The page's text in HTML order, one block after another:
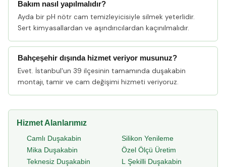
Bakım nasıl yapılmalıdır?
Ayda bir pH nötr cam temizleyicisiyle silmek yeterlidir.
Sert kimyasallardan ve aşındırıcılardan kaçınılmalıdır.
Bahçeşehir dışında hizmet veriyor musunuz?
Evet. İstanbul'un 39 ilçesinin tamamında duşakabin
montajı, tamir ve cam değişimi hizmeti veriyoruz.
Hizmet Alanlarımız
Camlı Duşakabin
Mika Duşakabin
Teknesiz Duşakabin
Silikon Yenileme
Özel Ölçü Üretim
L Şekilli Duşakabin